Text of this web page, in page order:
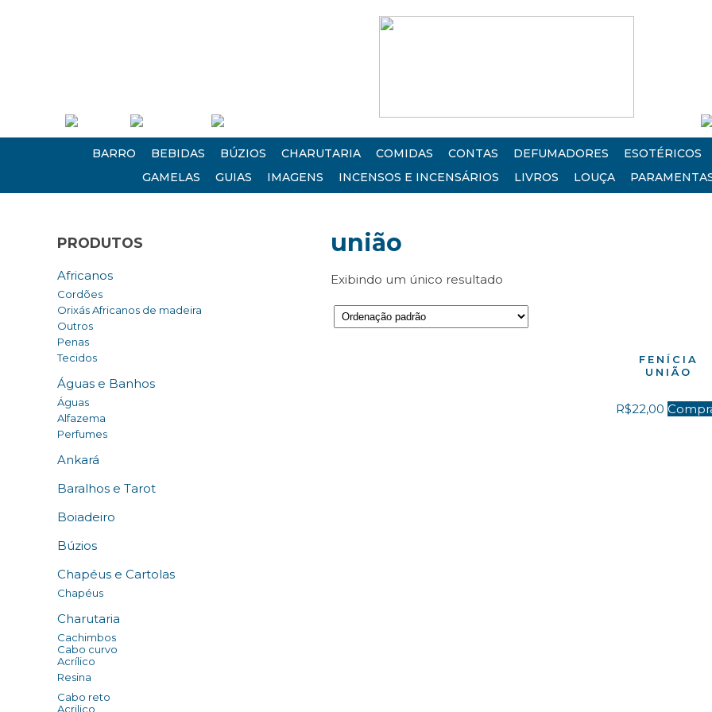
BARRO BEBIDAS BÚZIOS CHARUTARIA COMIDAS CONTAS DEFUMADORES
ESOTÉRICOS
GAMELAS
GUIAS IMAGENS INCENSOS E INCENSÁRIOS LIVROS LOUÇA
PRODUTOS
Africanos
Cordões
Orixás Africanos de madeira
Outros
Penas
Tecidos
Águas e Banhos
Águas
Alfazema
Perfumes
Ankará
Baralhos e Tarot
Boiadeiro
Búzios
Chapéus e Cartolas
Chapéus
Charutaria
Cachimbos
Cabo curvo
Acrílico
Resina
Cabo reto
Acrilico
união
Exibindo um único resultado
FENÍCIA
UNIÃO
R$22,00